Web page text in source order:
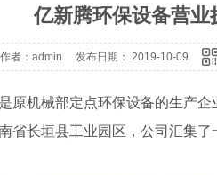
亿新腾环保设备营业
作者：admin 发布日期： 2019-10-09
原机械部定点环保设备的生产
省长垣县工业园区，公司汇集